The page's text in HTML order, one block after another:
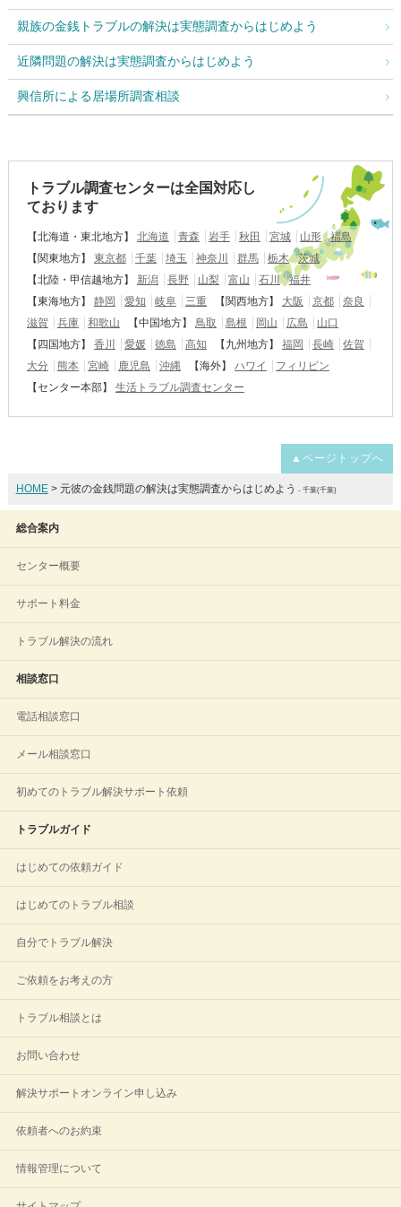
親族の金銭トラブルの解決は実態調査からはじめよう
近隣問題の解決は実態調査からはじめよう
興信所による居場所調査相談
トラブル調査センターは全国対応し
ております
【北海道・東北地方】 北海道 青森 岩手 秋田 宮城 山形
福島
【関東地方】
東京都 千葉 埼玉 神奈川 群馬 栃木
茨城
【北陸・甲信越地方】
新潟 長野 山梨 富山 石川
福井
【東海地方】
静岡 愛知 岐阜 三重 【関西地方】 大阪 京都
奈良
滋賀
兵庫 和歌山 【中国地方】 鳥取 島根 岡山 広島
山口
【四国地方】
香川 愛媛 徳島 高知 【九州地方】 福岡 長崎
佐賀
大分
熊本 宮崎 鹿児島 沖縄 【海外】 ハワイ
フィリピン
【センター本部】
生活トラブル調査センター
▲ページトップへ
HOME> 元彼の金銭問題の解決は実態調査からはじめよう - 千葉(千葉)
総合案内
センター概要
サポート料金
トラブル解決の流れ
相談窓口
電話相談窓口
メール相談窓口
初めてのトラブル解決サポート依頼
トラブルガイド
はじめての依頼ガイド
はじめてのトラブル相談
自分でトラブル解決
ご依頼をお考えの方
トラブル相談とは
お問い合わせ
解決サポートオンライン申し込み
依頼者へのお約束
情報管理について